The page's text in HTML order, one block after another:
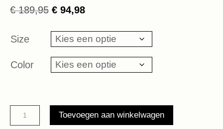
€189,95 Oorspronkelijke
was:
€ 189,95.
€ 94,98Huidige
is:
€ 94,98.
Size
Color
Robe
Long
Toevoegen aan winkelwagen